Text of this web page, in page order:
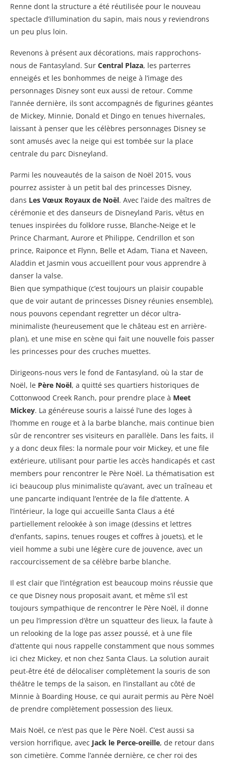
Renne dont la structure a été réutilisée pour le nouveau
spectacle d’illumination du sapin, mais nous y reviendrons
un peu plus loin.
Revenons à présent aux décorations, mais rapprochons-
nous de Fantasyland. Sur Central Plaza, les parterres
enneigés et les bonhommes de neige à l’image des
personnages Disney sont eux aussi de retour. Comme
l’année dernière, ils sont accompagnés de figurines géantes
de Mickey, Minnie, Donald et Dingo en tenues hivernales,
laissant à penser que les célèbres personnages Disney se
sont amusés avec la neige qui est tombée sur la place
centrale du parc Disneyland.
Parmi les nouveautés de la saison de Noël 2015, vous
pourrez assister à un petit bal des princesses Disney,
dans Les Vœux Royaux de Noël. Avec l’aide des maîtres de
cérémonie et des danseurs de Disneyland Paris, vêtus en
tenues inspirées du folklore russe, Blanche-Neige et le
Prince Charmant, Aurore et Philippe, Cendrillon et son
prince, Raiponce et Flynn, Belle et Adam, Tiana et Naveen,
Aladdin et Jasmin vous accueillent pour vous apprendre à
danser la valse.
Bien que sympathique (c’est toujours un plaisir coupable
que de voir autant de princesses Disney réunies ensemble),
nous pouvons cependant regretter un décor ultra-
minimaliste (heureusement que le château est en arrière-
plan), et une mise en scène qui fait une nouvelle fois passer
les princesses pour des cruches muettes.
Dirigeons-nous vers le fond de Fantasyland, où la star de
Noël, le Père Noël, a quitté ses quartiers historiques de
Cottonwood Creek Ranch, pour prendre place à Meet
Mickey. La généreuse souris a laissé l’une des loges à
l’homme en rouge et à la barbe blanche, mais continue bien
sûr de rencontrer ses visiteurs en parallèle. Dans les faits, il
y a donc deux files: la normale pour voir Mickey, et une file
extérieure, utilisant pour partie les accès handicapés et cast
members pour rencontrer le Père Noël. La thématisation est
ici beaucoup plus minimaliste qu’avant, avec un traîneau et
une pancarte indiquant l’entrée de la file d’attente. A
l’intérieur, la loge qui accueille Santa Claus a été
partiellement relookée à son image (dessins et lettres
d’enfants, sapins, tenues rouges et coffres à jouets), et le
vieil homme a subi une légère cure de jouvence, avec un
raccourcissement de sa célèbre barbe blanche.
Il est clair que l’intégration est beaucoup moins réussie que
ce que Disney nous proposait avant, et même s’il est
toujours sympathique de rencontrer le Père Noël, il donne
un peu l’impression d’être un squatteur des lieux, la faute à
un relooking de la loge pas assez poussé, et à une file
d’attente qui nous rappelle constamment que nous sommes
ici chez Mickey, et non chez Santa Claus. La solution aurait
peut-être été de délocaliser complètement la souris de son
théâtre le temps de la saison, en l’installant au côté de
Minnie à Boarding House, ce qui aurait permis au Père Noël
de prendre complètement possession des lieux.
Mais Noël, ce n’est pas que le Père Noël. C’est aussi sa
version horrifique, avec Jack le Perce-oreille, de retour dans
son cimetière. Comme l’année dernière, ce cher roi des